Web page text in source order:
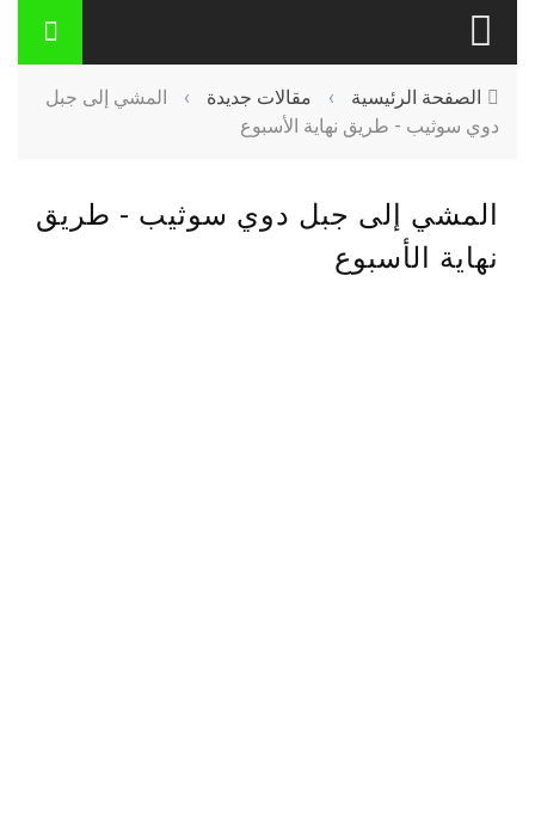
الصفحة الرئيسية › مقالات جديدة ›
المشي إلى جبل
دوي سوثيب - طريق نهاية الأسبوع
المشي إلى جبل دوي سوثيب - طريق
نهاية الأسبوع